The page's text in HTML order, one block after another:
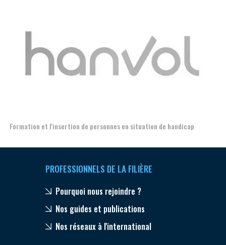
Formation et l'insertion de personnes en situation de handicap
PROFESSIONNELS DE LA FILIÈRE
Pourquoi nous rejoindre ?
Nos guides et publications
Nos réseaux à l'international